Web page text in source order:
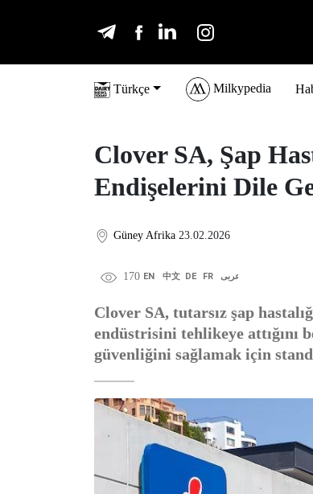
Türkçe Milkypedia
Clover SA, Şap
Endişelerini Dile
Güney Afrika 23.02.2026
170 EN 中文 DE FR عربى
Clover SA, tutarsız şap
endüstrisini tehlikeye attığını
güvenliğini sağlamak için